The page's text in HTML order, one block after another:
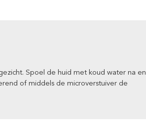
Spoel de huid met koud water na en
of middels de microverstuiver de